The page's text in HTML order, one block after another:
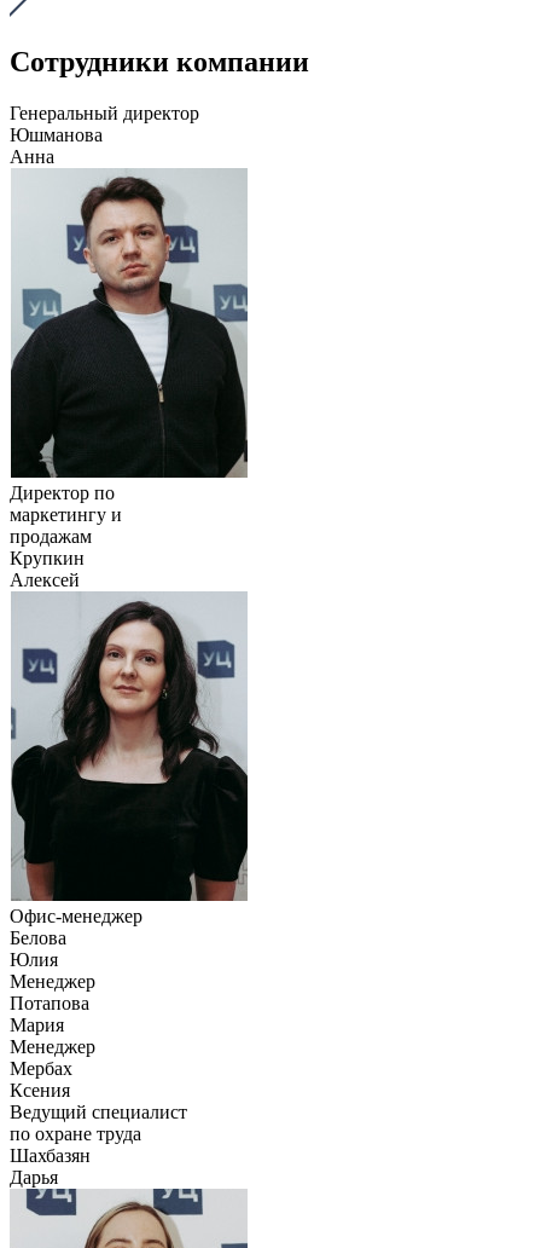
Сотрудники компании
Генеральный директор
Юшманова
Анна
Директор по
маркетингу и
продажам
Крупкин
Алексей
Офис-менеджер
Белова
Юлия
Менеджер
Потапова
Мария
Менеджер
Мербах
Ксения
Ведущий специалист
по охране труда
Шахбазян
Дарья